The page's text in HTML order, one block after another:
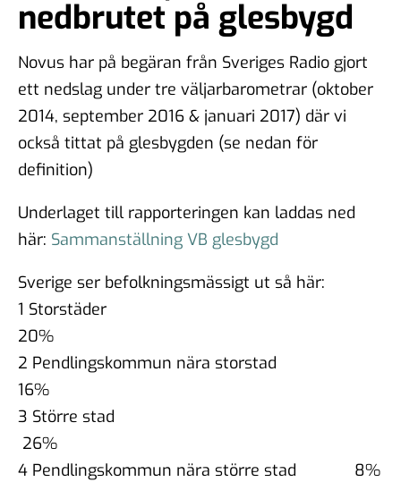
nedbrutet på glesbygd
Novus har på begäran från Sveriges Radio gjort
ett nedslag under tre väljarbarometrar (oktober
2014, september 2016 & januari 2017) där vi
också tittat på glesbygden (se nedan för
definition)
Underlaget till rapporteringen kan laddas ned
här: Sammanställning VB glesbygd
Sverige ser befolkningsmässigt ut så här:
1 Storstäder
20%
2 Pendlingskommun nära storstad
16%
3 Större stad
26%
4 Pendlingskommun nära större stad 8%